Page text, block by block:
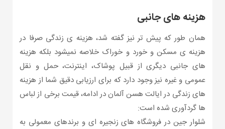
هزینه های جانبی
همان طور که پیش تر نیز گفته شد، هزینه ی زندگی صرفا در
هزینه ی مسکن و خورد و خوراک خلاصه نمیشود بلکه هزینه
های جانبی دیگری از قبیل پوشاک، اینترنت، حمل و نقل
عمومی و غیره نیز وجود دارد که برای ارزیابی دقیق شما از هزینه
های زندگی در ایالت هسن آلمان در ادامه، قیمت برخی از لباس
ها گردآوری شده است:
شلوار جین در فروشگاه های زنجیره ای و برندهای معمولی به